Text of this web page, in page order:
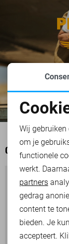
OOK HET
Wij gebruiken
om je
functionele
werkt.
partners
gedrag
content te
bieden. Je
accepteert.